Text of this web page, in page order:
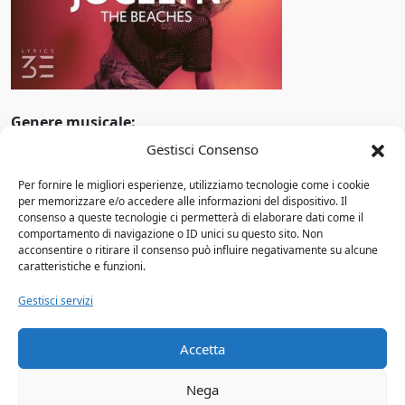
Gestisci Consenso
Per fornire le migliori esperienze, utilizziamo tecnologie come i cookie
per memorizzare e/o accedere alle informazioni del dispositivo. Il
consenso a queste tecnologie ci permetterà di elaborare dati come il
comportamento di navigazione o ID unici su questo sito. Non
acconsentire o ritirare il consenso può influire negativamente su alcune
caratteristiche e funzioni.
Gestisci servizi
Accetta
Nega
Pop alternativo
Pop barocco
Pop rap
Pop rock
Progressive rock
Punk rock
R&B
R&B/soul
1970
1971
1972
1974
1975
Genere musicale:
Altri Gruppi
Luciano Ligabue
3 Doors Down: storia del gruppo, membri,
Gina Palmieri
Il Muro del Canto